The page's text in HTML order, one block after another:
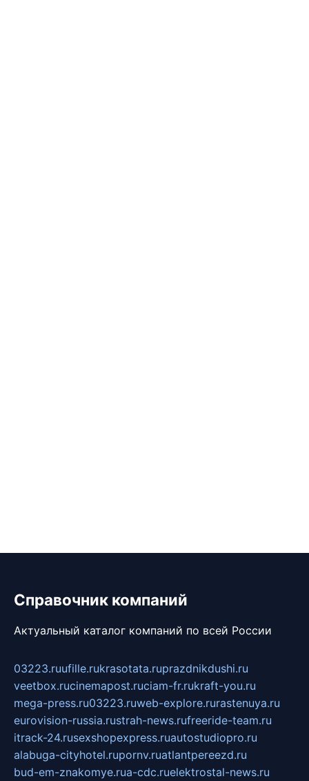
Справочник компаний
Актуальный каталог компаний по всей России
03223.ruufille.rukrasotata.ruprazdnikdushi.ru
veetbox.rucinemapost.ruciam-fr.rukraft-you.ru
mega-press.ru03223.ruweb-explore.rurastenuya.ru
eurovision-russia.rustrah-news.rufreeride-team.ru
itrack-24.rusexshopexpress.ruautostudiopro.ru
alabuga-cityhotel.rupornv.ruatlantpereezd.ru
bud-em-znakomye.rua-cdc.ruelektrostal-news.ru